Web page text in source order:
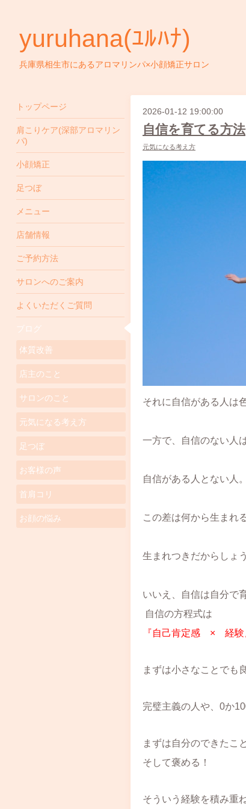
yuruhana(ﾕﾙﾊﾅ)
兵庫県相生市にあるアロマリンパ×小顔矯正サロン
2026-01-12 19:00:00
自信を育てる方法
元気になる考え方
それに自信がある人は
一方で、自信のない人
自信がある人とない人。
この差は何から生まれ
生まれつきだからしょ
いいえ、自信は自分で
自信の方程式は
『自己肯定感 × 経験
まずは小さなことでも
完璧主義の人や、0か
まずは自分のできたこ
そして褒める！
そういう経験を積み重
トップページ
肩こりケア(深部アロマリン
パ)
小顔矯正
足つぼ
メニュー
店舗情報
ご予約方法
サロンへのご案内
よくいただくご質問
ブログ
体質改善
店主のこと
サロンのこと
元気になる考え方
足つぼ
お客様の声
首肩コリ
お顔の悩み